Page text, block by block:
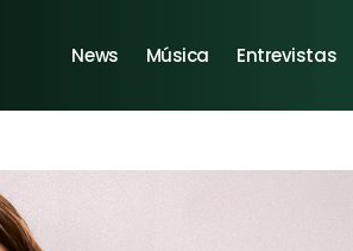
News Música Entrevistas